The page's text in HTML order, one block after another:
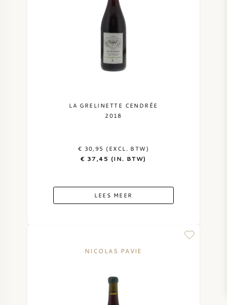
LA GRELINETTE CENDRÉE
2018
€ 30,95 (EXCL. BTW)
€ 37,45 (IN. BTW)
LEES MEER
NICOLAS PAVIE